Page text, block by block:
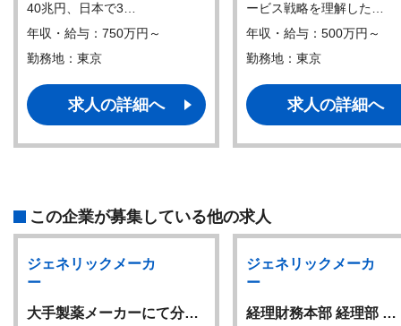
40兆円、日本で3…
年収・給与：750万円～
勤務地：東京
求人の詳細へ
ービス戦略を理解した…
年収・給与：500万円～
勤務地：東京
求人の詳細へ
この企業が募集している他の求人
ジェネリックメーカ
ー
大手製薬メーカーにて分…
ジェネリックメーカ
ー
経理財務本部 経理部 …